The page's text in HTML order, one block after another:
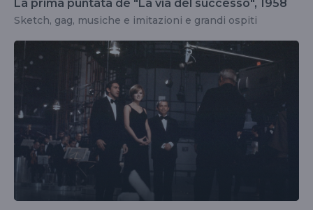
La prima puntata de "La via del successo", 1958
Sketch, gag, musiche e imitazioni e grandi ospiti